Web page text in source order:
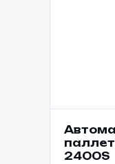
2400S